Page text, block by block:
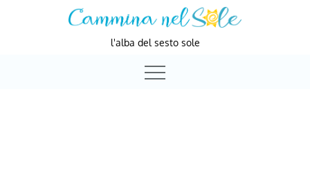
l'alba del sesto sole